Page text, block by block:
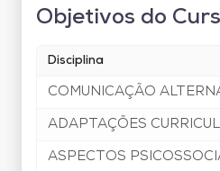
Objetivos do
Disciplina
COMUNICAÇÃO
ADAPTAÇÕES
ASPECTOS